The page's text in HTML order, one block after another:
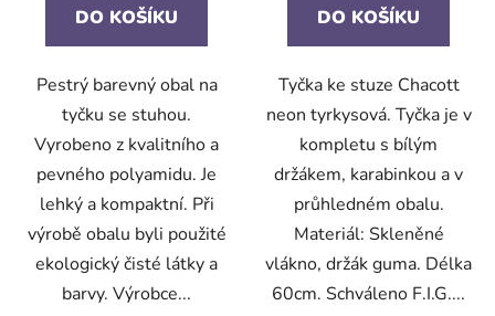
DO KOŠÍKU
Pestrý barevný obal na
tyčku se stuhou.
Vyrobeno z kvalitního a
pevného polyamidu. Je
lehký a kompaktní. Při
výrobě obalu byli použité
ekologický čisté látky a
barvy. Výrobce...
DO KOŠÍKU
Tyčka ke stuze Chacott
neon tyrkysová. Tyčka je v
kompletu s bílým
držákem, karabinkou a v
průhledném obalu.
Materiál: Skleněné
vlákno, držák guma. Délka
60cm. Schváleno F.I.G....